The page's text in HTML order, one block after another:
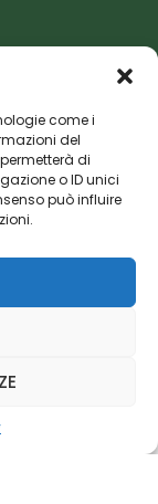
come i
del
di
o ID unici
può influire